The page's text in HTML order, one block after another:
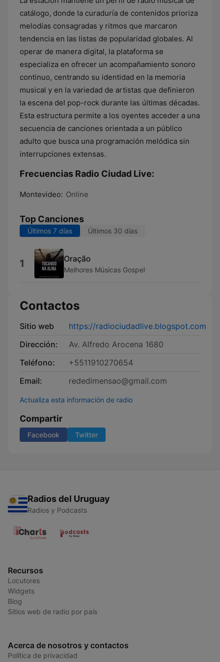
catálogo, donde la curaduría de contenidos prioriza
melodías consagradas y ritmos que marcaron
tendencia en las listas de popularidad globales. Al
operar de manera digital, la plataforma se
especializa en ofrecer un acompañamiento sonoro
continuo, centrando su identidad en la memoria
musical y en la variedad de artistas que definieron
la escena del pop-rock durante las últimas décadas.
Esta estructura permite a los oyentes acceder a una
secuencia de canciones orientada a un público
adulto que busca una programación melódica sin
interrupciones extensas.
Frecuencias Radio Ciudad Live:
Montevideo: Online
Top Canciones
Últimos 7 días Últimos 30 días
1 Oração
Melhores Músicas Gospel
Contactos
Sitio web
https://radiociudadlive.blogspot.com
Dirección:
Av. Alfredo Arocena 1680
Teléfono:
+5511910270654
Email:
rededimensao@gmail.com
Actualiza esta información de radio
Compartir
Facebook Twitter
Radios del Uruguay
Radios y Podcasts
Recursos
Locutores
Widgets
Blog
Sitios web de radio por país
Acerca de nosotros y contactos
Política de privacidad